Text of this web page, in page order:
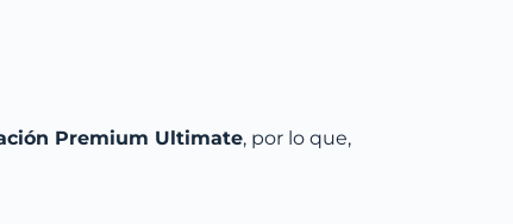
Premium Ultimate, por lo que,